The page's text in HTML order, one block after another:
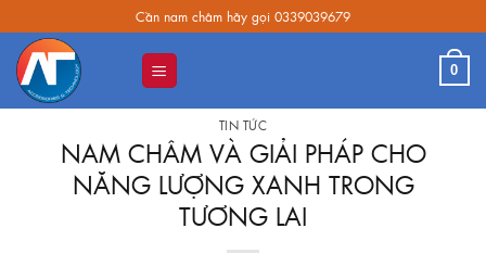
to
content
Cần nam châm hãy gọi 0339039679
0
TIN TỨC
NAM CHÂM VÀ GIẢI PHÁP CHO
NĂNG LƯỢNG XANH TRONG
TƯƠNG LAI